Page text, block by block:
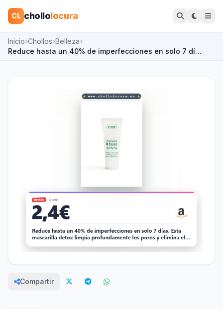
CL chollolocura
Inicio Chollos Belleza
Reduce hasta un 40% de imperfecciones en solo 7 dí…
Compartir